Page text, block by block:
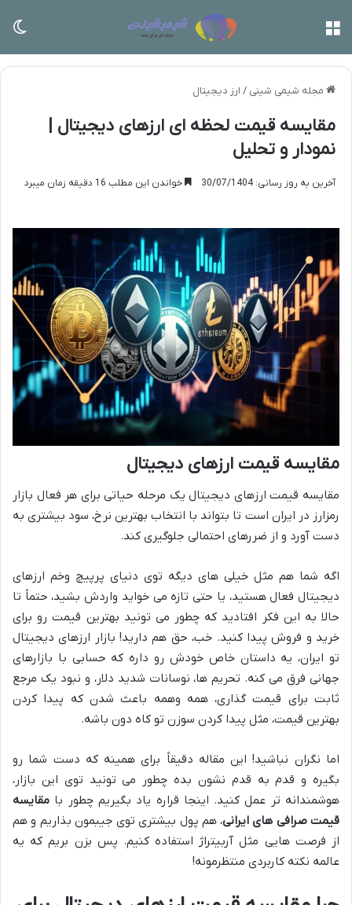
مجله شیمی شینی / ارز دیجیتال
مقایسه قیمت لحظه ای ارزهای دیجیتال |
نمودار و تحلیل
آخرین به روز رسانی: 30/07/1404 خواندن این مطلب 16 دقیقه زمان میبرد
مقایسه قیمت ارزهای دیجیتال
مقایسه قیمت ارزهای دیجیتال یک مرحله حیاتی برای هر فعال بازار
رمزارز در ایران است تا بتواند با انتخاب بهترین نرخ، سود بیشتری به
دست آورد و از ضررهای احتمالی جلوگیری کند.
اگه شما هم مثل خیلی های دیگه توی دنیای پرپیچ وخم ارزهای
دیجیتال فعال هستید، یا حتی تازه می خواید واردش بشید، حتماً تا
حالا به این فکر افتادید که چطور می تونید بهترین قیمت رو برای
خرید و فروش پیدا کنید. خب، حق هم دارید! بازار ارزهای دیجیتال
تو ایران، یه داستان خاص خودش رو داره که حسابی با بازارهای
جهانی فرق می کنه. تحریم ها، نوسانات شدید دلار، و نبود یک مرجع
ثابت برای قیمت گذاری، همه وهمه باعث شدن که پیدا کردن
بهترین قیمت، مثل پیدا کردن سوزن تو کاه دون باشه.
اما نگران نباشید! این مقاله دقیقاً برای همینه که دست شما رو
بگیره و قدم به قدم نشون بده چطور می تونید توی این بازار،
هوشمندانه تر عمل کنید. اینجا قراره یاد بگیریم چطور با مقایسه
قیمت صرافی های ایرانی، هم پول بیشتری توی جیبمون بذاریم و هم
از فرصت هایی مثل آربیتراژ استفاده کنیم. پس بزن بریم که یه
عالمه نکته کاربردی منتظرمونه!